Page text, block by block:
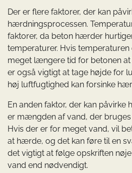
Der er flere faktorer, der kan
hærdningsprocessen.
faktorer, da beton hærder
temperaturer. Hvis
meget længere tid for betonen
er også vigtigt at tage højde for
høj luftfugtighed kan forsinke
En anden faktor, der kan
er mængden af vand, der bruges
Hvis der er for meget vand, vil
at hærde, og det kan føre til en
det vigtigt at følge opskriften
vand end nødvendigt.